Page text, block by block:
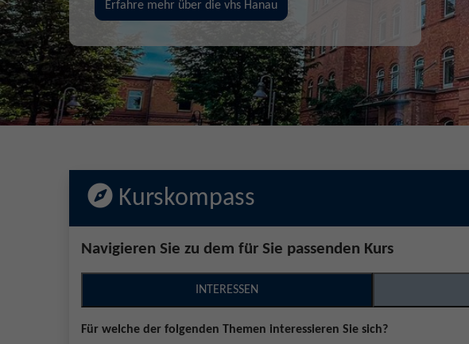
Kurskompass
Navigieren Sie zu dem für Sie passenden Kurs
INTERESSEN
Für welche der folgenden Themen interessieren Sie sich?